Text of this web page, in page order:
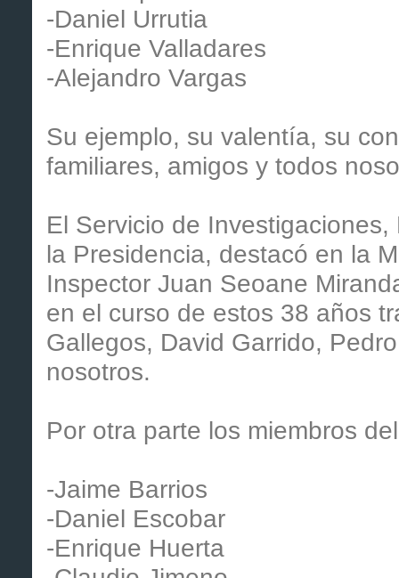
-Daniel Urrutia
-Enrique Valladares
-Alejandro Vargas
Su ejemplo, su valentía, su
familiares, amigos y todos
El Servicio de
la Presidencia, destacó en la
Inspector Juan Seoane
en el curso de estos 38 años
Gallegos, David Garrido,
nosotros.
Por otra parte los miembros
-Jaime Barrios
-Daniel Escobar
-Enrique Huerta